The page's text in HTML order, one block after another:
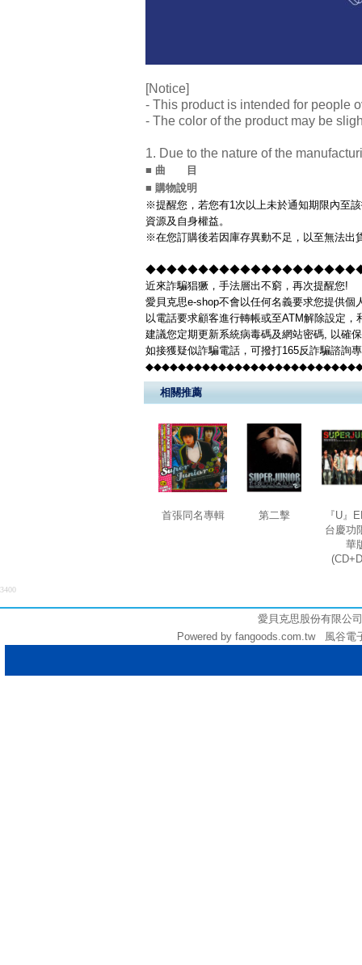
[Notice]
- This product is intended for people
- The color of the product may be
1. Due to the nature of the
■ 曲 目
■ 購物說明
※提醒您，若您有1次以上未於通知期限內至
資源及自身權益。
※在您訂購後若因庫存異動不足，以至無法出
◆◆◆◆◆◆◆◆◆◆◆◆◆◆◆◆◆◆◆◆◆◆◆◆
近來詐騙猖獗，手法層出不窮，再次提醒您!
愛貝克思e-shop不會以任何名義要求您提供個
以電話要求顧客進行轉帳或至ATM解除設定
建議您定期更新系統病毒碼及網站密碼, 以確
如接獲疑似詐騙電話，可撥打165反詐騙諮詢
相關推薦
首張同名專輯 第二擊
『U』
台慶功
華
3400
愛貝克思股份有限
Powered by fangoods.com.tw 風谷電子商